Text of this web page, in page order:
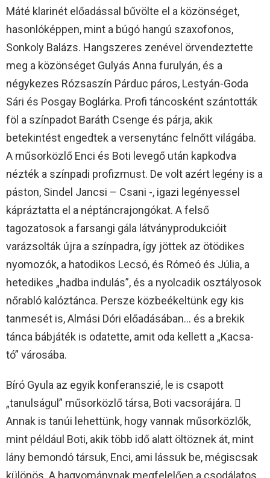
Máté klarinét előadással bűvölte el a közönséget,
hasonlóképpen, mint a búgó hangú szaxofonos,
Sonkoly Balázs. Hangszeres zenével örvendeztette
meg a közönséget Gulyás Anna furulyán, és a
négykezes Rózsaszín Párduc páros, Lestyán-Goda
Sári és Posgay Boglárka. Profi táncosként szántották
föl a színpadot Baráth Csenge és párja, akik
betekintést engedtek a versenytánc felnőtt világába.
A műsorközlő Enci és Boti levegő után kapkodva
nézték a színpadi profizmust. De volt azért legény is a
páston, Sindel Jancsi – Csani -, igazi legényessel
kápráztatta el a néptáncrajongókat. A felső
tagozatosok a farsangi gála látványprodukcióit
varázsolták újra a színpadra, így jöttek az ötödikes
nyomozók, a hatodikos Lecsó, és Rómeó és Júlia, a
hetedikes „hadba indulás”, és a nyolcadik osztályosok
nőrabló kalóztánca. Persze közbeékeltünk egy kis
tanmesét is, Almási Dóri előadásában… és a brekik
tánca bábjáték is odatette, amit oda kellett a „Kacsa-
tó” városába.
Bíró Gyula az egyik konferanszié, le is csapott
„tanulságul” műsorközlő társa, Boti vacsorájára. 
Annak is tanúi lehettünk, hogy vannak műsorközlők,
mint például Boti, akik több idő alatt öltöznek át, mint
lány bemondó társuk, Enci, ami lássuk be, mégiscsak
különös. A hagyománynak megfelelően a csodálatos